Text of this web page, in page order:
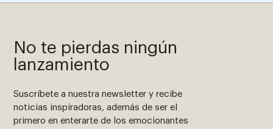
No te pierdas ningún
lanzamiento
Suscríbete a nuestra newsletter y recibe
noticias inspiradoras, además de ser el
primero en enterarte de los emocionantes